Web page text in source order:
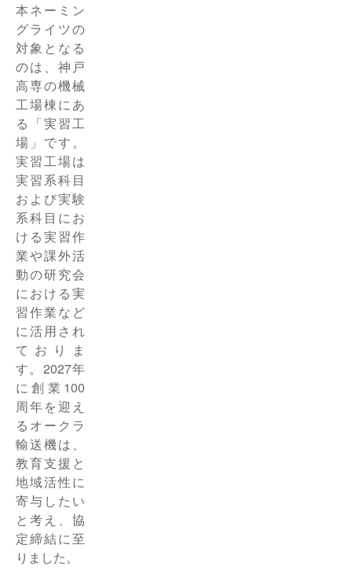
本ネーミン
グライツの
対象となる
のは、神戸
高専の機械
工場棟にあ
る「実習工
場」です。
実習工場は
実習系科目
および実験
系科目にお
ける実習作
業や課外活
動の研究会
における実
習作業など
に活用され
ておりま
す。2027年
に創業100
周年を迎え
るオークラ
輸送機は、
教育支援と
地域活性に
寄与したい
と考え、協
定締結に至
りました。